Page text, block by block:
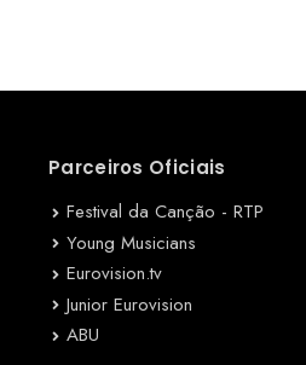
Parceiros Oficiais
Festival da Canção - RTP
Young Musicians
Eurovision.tv
Junior Eurovision
ABU